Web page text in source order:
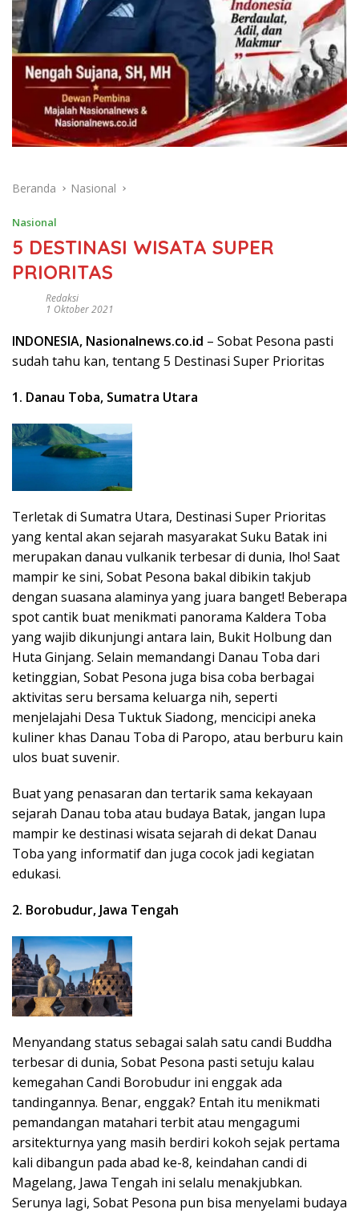
Beranda Nasional
Nasional
5 DESTINASI WISATA SUPER
PRIORITAS
Redaksi
1 Oktober 2021
INDONESIA, Nasionalnews.co.id – Sobat Pesona pasti
sudah tahu kan, tentang 5 Destinasi Super Prioritas
1. Danau Toba, Sumatra Utara
Terletak di Sumatra Utara, Destinasi Super Prioritas
yang kental akan sejarah masyarakat Suku Batak ini
merupakan danau vulkanik terbesar di dunia, lho! Saat
mampir ke sini, Sobat Pesona bakal dibikin takjub
dengan suasana alaminya yang juara banget! Beberapa
spot cantik buat menikmati panorama Kaldera Toba
yang wajib dikunjungi antara lain, Bukit Holbung dan
Huta Ginjang. Selain memandangi Danau Toba dari
ketinggian, Sobat Pesona juga bisa coba berbagai
aktivitas seru bersama keluarga nih, seperti
menjelajahi Desa Tuktuk Siadong, mencicipi aneka
kuliner khas Danau Toba di Paropo, atau berburu kain
ulos buat suvenir.
Buat yang penasaran dan tertarik sama kekayaan
sejarah Danau toba atau budaya Batak, jangan lupa
mampir ke destinasi wisata sejarah di dekat Danau
Toba yang informatif dan juga cocok jadi kegiatan
edukasi.
2. Borobudur, Jawa Tengah
Menyandang status sebagai salah satu candi Buddha
terbesar di dunia, Sobat Pesona pasti setuju kalau
kemegahan Candi Borobudur ini enggak ada
tandingannya. Benar, enggak? Entah itu menikmati
pemandangan matahari terbit atau mengagumi
arsitekturnya yang masih berdiri kokoh sejak pertama
kali dibangun pada abad ke-8, keindahan candi di
Magelang, Jawa Tengah ini selalu menakjubkan.
Serunya lagi, Sobat Pesona pun bisa menyelami budaya